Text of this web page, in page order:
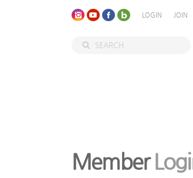
LOGIN JOIN
Member